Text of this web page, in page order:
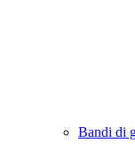
Bandi di